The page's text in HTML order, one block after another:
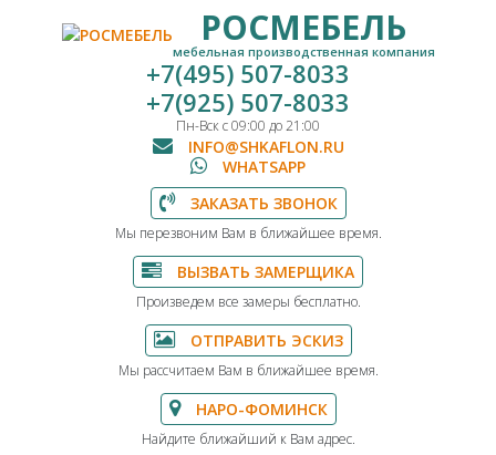
РОСМЕБЕЛЬ
мебельная производственная компания
+7(495) 507-8033
+7(925) 507-8033
Пн-Вск с 09:00 до 21:00
INFO@SHKAFLON.RU
WHATSAPP
ЗАКАЗАТЬ ЗВОНОК
Мы перезвоним Вам в ближайшее время.
ВЫЗВАТЬ ЗАМЕРЩИКА
Произведем все замеры бесплатно.
ОТПРАВИТЬ ЭСКИЗ
Мы рассчитаем Вам в ближайшее время.
НАРО-ФОМИНСК
Найдите ближайший к Вам адрес.